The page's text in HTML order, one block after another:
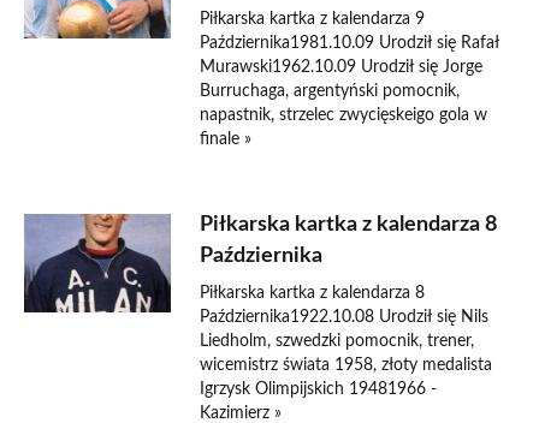
Piłkarska kartka z kalendarza 9
Października1981.10.09 Urodził się Rafał
Murawski1962.10.09 Urodził się Jorge
Burruchaga, argentyński pomocnik,
napastnik, strzelec zwycięskeigo gola w
finale »
Piłkarska kartka z kalendarza 8
Października
Piłkarska kartka z kalendarza 8
Października1922.10.08 Urodził się Nils
Liedholm, szwedzki pomocnik, trener,
wicemistrz świata 1958, złoty medalista
Igrzysk Olimpijskich 19481966 -
Kazimierz »